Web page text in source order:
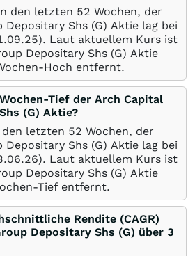
den letzten 52 Wochen, der
Shs (G) Aktie lag bei
). Laut aktuellem Kurs ist
Depositary Shs (G) Aktie
Hoch entfernt.
Tief der Arch Capital
(G) Aktie?
letzten 52 Wochen, der
Shs (G) Aktie lag bei
). Laut aktuellem Kurs ist
Depositary Shs (G) Aktie
Tief entfernt.
Rendite (CAGR)
Depositary Shs (G) über 3